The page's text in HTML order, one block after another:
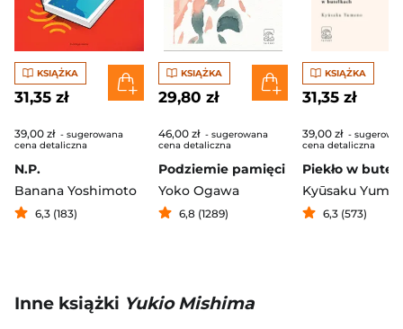
KSIĄŻKA
31,35 zł
39,00 zł - sugerowana
cena detaliczna
N.P.
Banana Yoshimoto
6,3 (183)
KSIĄŻKA
29,80 zł
46,00 zł - sugerowana
cena detaliczna
Podziemie pamięci
Yoko Ogawa
6,8 (1289)
KSIĄŻKA
31,35 zł
39,00 zł -
cena detaliczna
Piekło w
Kyūsaku
6,3 (573)
Inne książki Yukio Mishima